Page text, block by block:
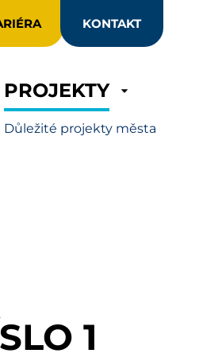
KONTAKT
PROJEKTY
Důležité projekty města
1